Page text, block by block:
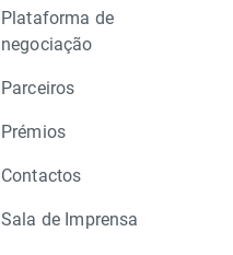
Plataforma de
negociação
Parceiros
Prémios
Contactos
Sala de Imprensa